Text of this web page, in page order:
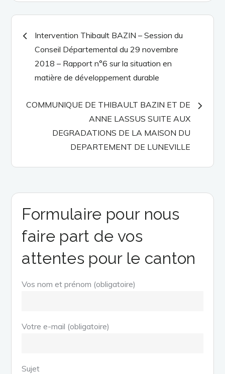
Navigation
de
l’article
Intervention Thibault BAZIN – Session du
Conseil Départemental du 29 novembre
2018 – Rapport n°6 sur la situation en
matière de développement durable
COMMUNIQUE DE THIBAULT BAZIN ET DE
ANNE LASSUS SUITE AUX
DEGRADATIONS DE LA MAISON DU
DEPARTEMENT DE LUNEVILLE
Formulaire pour nous
faire part de vos
attentes pour le canton
Vos nom et prénom (obligatoire)
Votre e-mail (obligatoire)
Sujet